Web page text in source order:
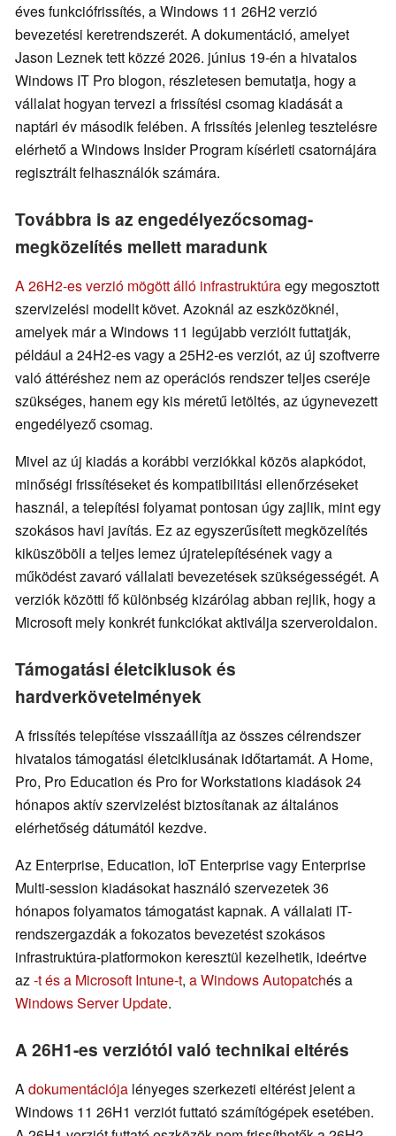
éves funkciófrissítés, a Windows 11 26H2 verzió
bevezetési keretrendszerét. A dokumentáció, amelyet
Jason Leznek tett közzé 2026. június 19-én a hivatalos
Windows IT Pro blogon, részletesen bemutatja, hogy a
vállalat hogyan tervezi a frissítési csomag kiadását a
naptári év második felében. A frissítés jelenleg tesztelésre
elérhető a Windows Insider Program kísérleti csatornájára
regisztrált felhasználók számára.
Továbbra is az engedélyezőcsomag-
megközelítés mellett maradunk
A 26H2-es verzió mögött álló infrastruktúraegy megosztott
szervizelési modellt követ. Azoknál az eszközöknél,
amelyek már a Windows 11 legújabb verzióit futtatják,
például a 24H2-es vagy a 25H2-es verziót, az új szoftverre
való áttéréshez nem az operációs rendszer teljes cseréje
szükséges, hanem egy kis méretű letöltés, az úgynevezett
engedélyező csomag.
Mivel az új kiadás a korábbi verziókkal közös alapkódot,
minőségi frissítéseket és kompatibilitási ellenőrzéseket
használ, a telepítési folyamat pontosan úgy zajlik, mint egy
szokásos havi javítás. Ez az egyszerűsített megközelítés
kiküszöböli a teljes lemez újratelepítésének vagy a
működést zavaró vállalati bevezetések szükségességét. A
verziók közötti fő különbség kizárólag abban rejlik, hogy a
Microsoft mely konkrét funkciókat aktiválja szerveroldalon.
Támogatási életciklusok és
hardverkövetelmények
A frissítés telepítése visszaállítja az összes célrendszer
hivatalos támogatási életciklusának időtartamát. A Home,
Pro, Pro Education és Pro for Workstations kiadások 24
hónapos aktív szervizelést biztosítanak az általános
elérhetőség dátumától kezdve.
Az Enterprise, Education, IoT Enterprise vagy Enterprise
Multi-session kiadásokat használó szervezetek 36
hónapos folyamatos támogatást kapnak. A vállalati IT-
rendszergazdák a fokozatos bevezetést szokásos
infrastruktúra-platformokon keresztül kezelhetik, ideértve
az-t és a Microsoft Intune-t, a Windows Autopatchés a
Windows Server Update.
A 26H1-es verziótól való technikai eltérés
Adokumentációja lényeges szerkezeti eltérést jelent a
Windows 11 26H1 verziót futtató számítógépek esetében.